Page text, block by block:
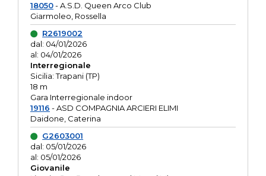
18050- A.S.D. Queen Arco Club
Giarmoleo, Rossella
R2619002
dal: 04/01/2026
al: 04/01/2026
Interregionale
Sicilia: Trapani (TP)
18 m
Gara Interregionale indoor
19116 - ASD COMPAGNIA ARCIERI ELIMI
Daidone, Caterina
G2603001
dal: 05/01/2026
al: 05/01/2026
Giovanile